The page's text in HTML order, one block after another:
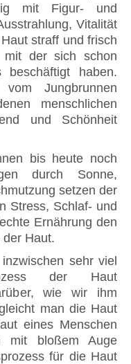
mit Figur- und
Vitalität
straff und frisch
der sich schon
beschäftigt haben.
Jungbrunnen
menschlichen
und Schönheit
bis heute noch
durch Sonne,
setzen der
Stress, Schlaf- und
Ernährung den
Haut.
sehr viel
der Haut
wie wir ihm
man die Haut
eines Menschen
bloßem Auge
für die Haut